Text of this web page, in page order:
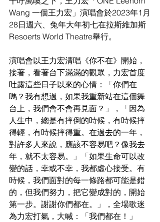
Wang 一個王力宏」演唱會於2023年1月
28日週六、兔年大年初七在拉斯維加斯
Resoerts World Theatre舉行。
演唱會以王力宏清唱《你不在》開始，
接著，看著台下滿滿的觀眾，力宏首度
吐露這些日子以來的心情：「你們在
嗎？我有想過，如果我重新站在這個舞
台上，我們會不會再見面？」，「因為
人生中，總是有摔倒的時候，有時候摔
得輕，有時候摔得重。在過去的一年，
對許多人來說，應該不容易吧？像我去
年，就不太容易。」「如果生命可以改
變的話，幸或不幸，我都虛心接受。有
時候，我們面對的每一條路都可能是錯
的，但我們努力，把它變成對的，開始
第一步。謝謝你們都在。」，全場歌迷
為力宏打氣，大喊：「我們都在！」